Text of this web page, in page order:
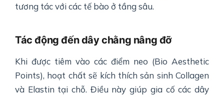
tương tác với các tế bào ở tầng sâu.
Tác động đến dây chằng nâng đỡ
Khi được tiêm vào các điểm neo (Bio Aesthetic
Points), hoạt chất sẽ kích thích sản sinh Collagen
và Elastin tại chỗ. Điều này giúp gia cố các dây